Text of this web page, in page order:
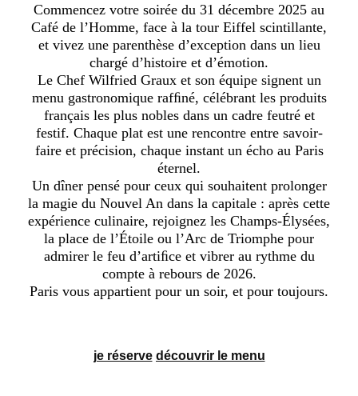
Commencez votre soirée du 31 décembre 2025 au
Café de l’Homme, face à la tour Eiffel scintillante,
et vivez une parenthèse d’exception dans un lieu
chargé d’histoire et d’émotion.
Le Chef Wilfried Graux et son équipe signent un
menu gastronomique rafﬁné, célébrant les produits
français les plus nobles dans un cadre feutré et
festif. Chaque plat est une rencontre entre savoir-
faire et précision, chaque instant un écho au Paris
éternel.
Un dîner pensé pour ceux qui souhaitent prolonger
la magie du Nouvel An dans la capitale : après cette
expérience culinaire, rejoignez les Champs-Élysées,
la place de l’Étoile ou l’Arc de Triomphe pour
admirer le feu d’artiﬁce et vibrer au rythme du
compte à rebours de 2026.
Paris vous appartient pour un soir, et pour toujours.
je réserve découvrir le menu